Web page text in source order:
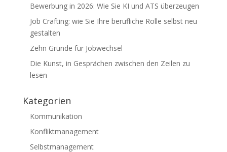
Bewerbung in 2026: Wie Sie KI und ATS überzeugen
Job Crafting: wie Sie Ihre berufliche Rolle selbst neu
gestalten
Zehn Gründe für Jobwechsel
Die Kunst, in Gesprächen zwischen den Zeilen zu
lesen
Kategorien
Kommunikation
Konfliktmanagement
Selbstmanagement